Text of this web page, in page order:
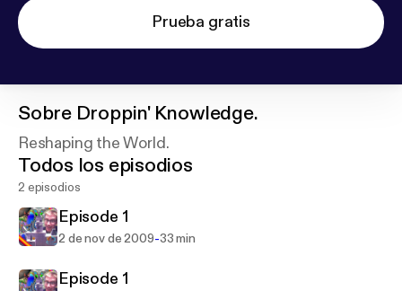
Prueba gratis
Sobre Droppin' Knowledge.
Reshaping the World.
Todos los episodios
2 episodios
Episode 1
2 de nov de 2009-33 min
Episode 1